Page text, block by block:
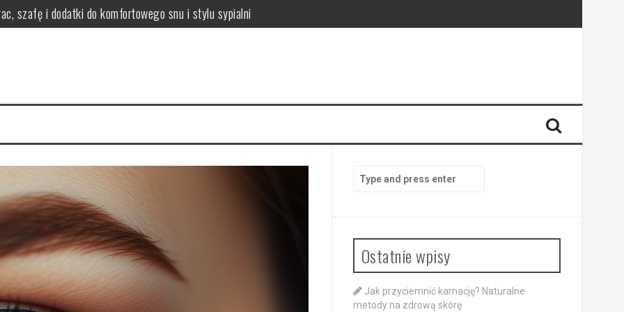
szafę i dodatki do komfortowego snu i stylu sypialni
wskazówki i porady
i łagodzić?
na zdrową skórę
for:
Ostatnie wpisy
Jak przyciemnić karnację? Naturalne
metody na zdrową skórę